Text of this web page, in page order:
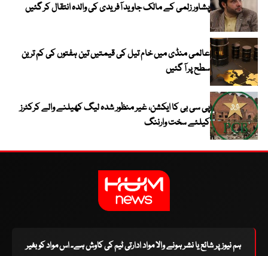
پشاور زلمی کے مالک جاوید آفریدی کی والدہ انتقال کر گئیں
عالمی منڈی میں خام تیل کی قیمتیں تین ہفتوں کی کم ترین
سطح پر آ گئیں
پی سی بی کا ایکشن، غیر منظور شدہ لیگ کھیلنے والے کرکٹرز
کیلئے سخت وارننگ
ہم نیوز پر شائع یا نشر ہونے والا مواد ادارتی ٹیم کی کاوش ہے۔ اس مواد کو بغیر